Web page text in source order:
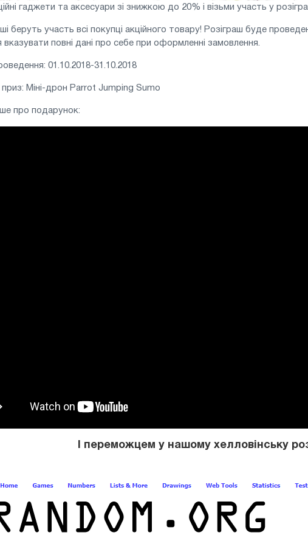
гаджети та аксесуари зі знижкою до 20% і візьми участь у
беруть участь всі покупці акційного товару! Розіграш буде
вказувати повні дані про себе при оформленні замовлення.
01.10.2018-31.10.2018
приз: Міні-дрон Parrot Jumping Sumo
про подарунок:
І переможцем у нашому хелловінську